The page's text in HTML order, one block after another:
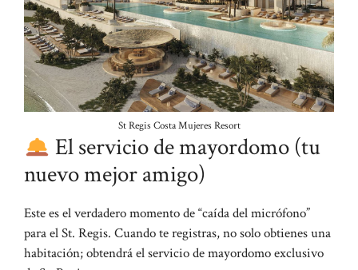
St Regis Costa Mujeres Resort
El servicio de mayordomo (tu
nuevo mejor amigo)
Este es el verdadero momento de “caída del micrófono”
para el St. Regis. Cuando te registras, no solo obtienes una
habitación; obtendrá el servicio de mayordomo exclusivo